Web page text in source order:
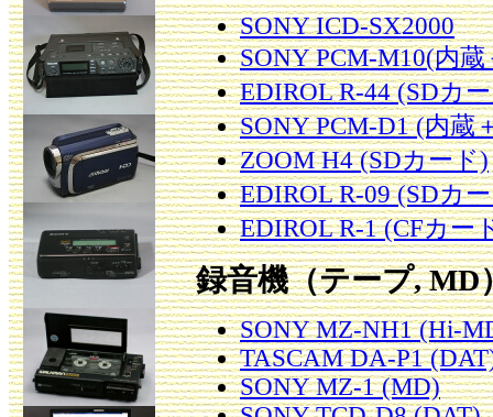
SONY ICD-SX2000
SONY PCM-M10(内
EDIROL R-44 (SDカ
SONY PCM-D1 (内
ZOOM H4 (SDカード)
EDIROL R-09 (SDカ
EDIROL R-1 (CFカー
録音機（テープ, MD
SONY MZ-NH1 (Hi-
TASCAM DA-P1
SONY MZ-1 (MD)